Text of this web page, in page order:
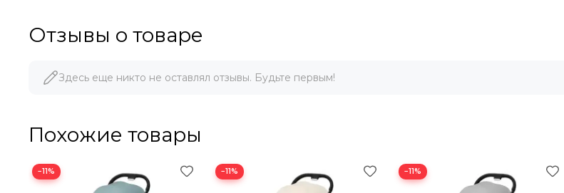
Отзывы о товаре
Здесь еще никто не оставлял отзывы. Будьте первым!
Похожие товары
−11% −11% −11%